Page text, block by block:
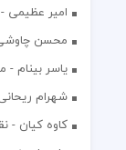
امیر عظیمی -
محسن
یاسر بینام -
شهرام
کاوه کیان -